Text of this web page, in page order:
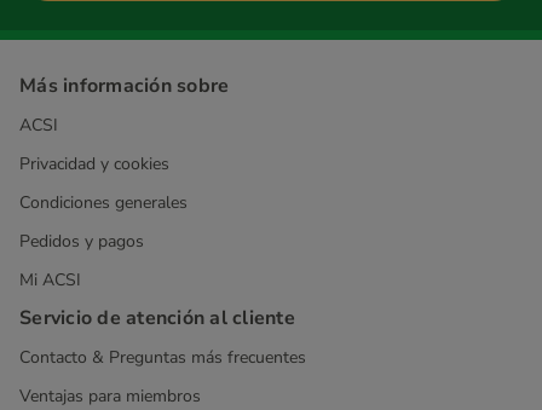
Más información sobre
ACSI
Privacidad y cookies
Condiciones generales
Pedidos y pagos
Mi ACSI
Servicio de atención al cliente
Contacto & Preguntas más frecuentes
Ventajas para miembros